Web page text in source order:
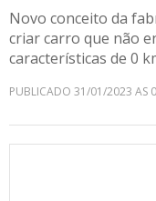
Novo conceito da
criar carro que não
características de 0
PUBLICADO 31/01/2023 AS